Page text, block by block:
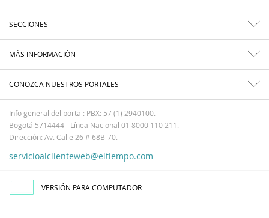
SECCIONES
MÁS INFORMACIÓN
CONOZCA NUESTROS PORTALES
Info general del portal: PBX: 57 (1) 2940100.
Bogotá 5714444 - Línea Nacional 01 8000 110 211.
Dirección: Av. Calle 26 # 68B-70.
servicioalclienteweb@eltiempo.com
VERSIÓN PARA COMPUTADOR